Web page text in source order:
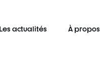
Les actualités À propos